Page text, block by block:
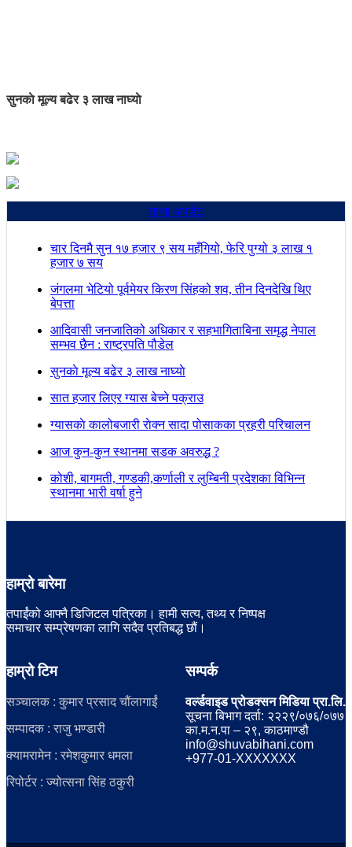
सुनकाे मूल्य बढेर ३ लाख नाघ्याे
ताजा अपडेट
चार दिनमै सुन १७ हजार ९ सय महँगियो, फेरि पुग्यो ३ लाख १
हजार ७ सय
जंगलमा भेटियो पूर्वमेयर किरण सिंहको शव, तीन दिनदेखि थिए
बेपत्ता
आदिवासी जनजातिको अधिकार र सहभागिताबिना समृद्ध नेपाल
सम्भव छैन : राष्ट्रपति पौडेल
सुनकाे मूल्य बढेर ३ लाख नाघ्याे
सात हजार लिएर ग्यास बेच्ने पक्राउ
ग्यासकाे कालोबजारी राेक्न सादा पोसाकका प्रहरी परिचालन
आज कुन-कुन स्थानमा सडक अवरुद्ध ?
कोशी, बागमती, गण्डकी,कर्णाली र लुम्बिनी प्रदेशका विभिन्न
स्थानमा भारी वर्षा हुने
हाम्रो बारेमा
तपाईंको आफ्नै डिजिटल पत्रिका। हामी सत्य, तथ्य र निष्पक्ष
समाचार सम्प्रेषणका लागि सदैव प्रतिबद्ध छौं।
हाम्रो टिम
सञ्चालक : कुमार प्रसाद चौंलागाईं
सम्पादक : राजु भण्डारी
क्यामरामेन : रमेशकुमार धमला
रिपोर्टर : ज्योत्सना सिंह ठकुरी
सम्पर्क
वर्ल्डवाइड प्रोडक्सन मिडिया प्रा.लि.
सूचना बिभाग दर्ता: २२२९/०७६/०७७
का.म.न.पा – २९, काठमाण्डौ
info@shuvabihani.com
+977-01-XXXXXXX